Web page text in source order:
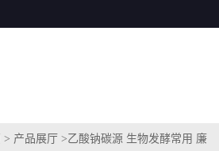
> 产品展厅 >乙酸钠碳源 生物发酵常用 廉